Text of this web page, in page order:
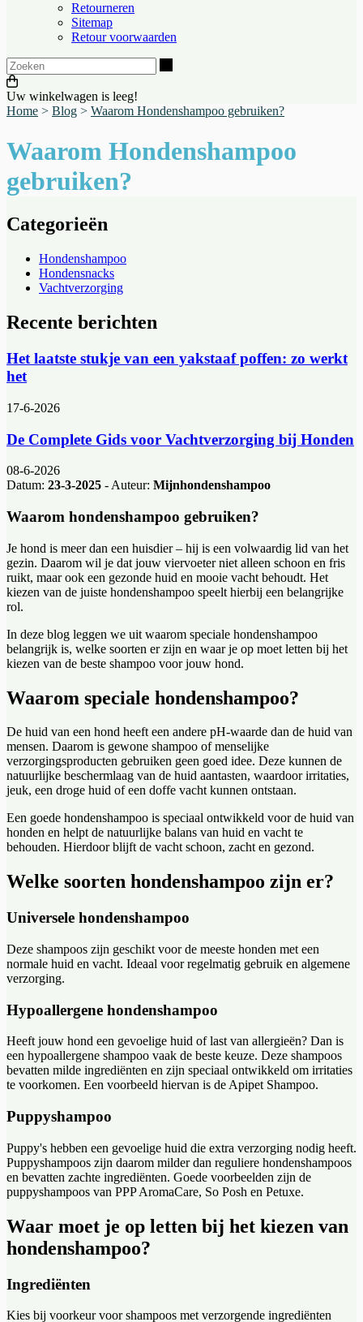
Retourneren
Sitemap
Retour voorwaarden
Uw winkelwagen is leeg!
Home > Blog > Waarom Hondenshampoo gebruiken?
Waarom Hondenshampoo
gebruiken?
Categorieën
Hondenshampoo
Hondensnacks
Vachtverzorging
Recente berichten
Het laatste stukje van een yakstaaf poffen: zo werkt
het
17-6-2026
De Complete Gids voor Vachtverzorging bij Honden
08-6-2026
Datum: 23-3-2025 - Auteur: Mijnhondenshampoo
Waarom hondenshampoo gebruiken?
Je hond is meer dan een huisdier – hij is een volwaardig lid van het
gezin. Daarom wil je dat jouw viervoeter niet alleen schoon en fris
ruikt, maar ook een gezonde huid en mooie vacht behoudt. Het
kiezen van de juiste hondenshampoo speelt hierbij een belangrijke
rol.
In deze blog leggen we uit waarom speciale hondenshampoo
belangrijk is, welke soorten er zijn en waar je op moet letten bij het
kiezen van de beste shampoo voor jouw hond.
Waarom speciale hondenshampoo?
De huid van een hond heeft een andere pH-waarde dan de huid van
mensen. Daarom is gewone shampoo of menselijke
verzorgingsproducten gebruiken geen goed idee. Deze kunnen de
natuurlijke beschermlaag van de huid aantasten, waardoor irritaties,
jeuk, een droge huid of een doffe vacht kunnen ontstaan.
Een goede hondenshampoo is speciaal ontwikkeld voor de huid van
honden en helpt de natuurlijke balans van huid en vacht te
behouden. Hierdoor blijft de vacht schoon, zacht en gezond.
Welke soorten hondenshampoo zijn er?
Universele hondenshampoo
Deze shampoos zijn geschikt voor de meeste honden met een
normale huid en vacht. Ideaal voor regelmatig gebruik en algemene
verzorging.
Hypoallergene hondenshampoo
Heeft jouw hond een gevoelige huid of last van allergieën? Dan is
een hypoallergene shampoo vaak de beste keuze. Deze shampoos
bevatten milde ingrediënten en zijn speciaal ontwikkeld om irritaties
te voorkomen. Een voorbeeld hiervan is de Apipet Shampoo.
Puppyshampoo
Puppy's hebben een gevoelige huid die extra verzorging nodig heeft.
Puppyshampoos zijn daarom milder dan reguliere hondenshampoos
en bevatten zachte ingrediënten. Goede voorbeelden zijn de
puppyshampoos van PPP AromaCare, So Posh en Petuxe.
Waar moet je op letten bij het kiezen van
hondenshampoo?
Ingrediënten
Kies bij voorkeur voor shampoos met verzorgende ingrediënten